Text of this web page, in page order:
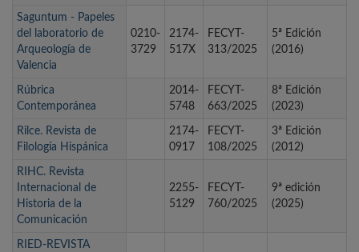
Saguntum - Papeles
del laboratorio de
Arqueología de
Valencia
0210-
3729
2174-
517X
FECYT-
313/2025
5ª Edición
(2016)
Rúbrica
Contemporánea
2014-
5748
FECYT-
663/2025
8ª Edición
(2023)
Rilce. Revista de
Filología Hispánica
2174-
0917
FECYT-
108/2025
3ª Edición
(2012)
RIHC. Revista
Internacional de
Historia de la
Comunicación
2255-
5129
FECYT-
760/2025
9ª edición
(2025)
RIED-REVISTA